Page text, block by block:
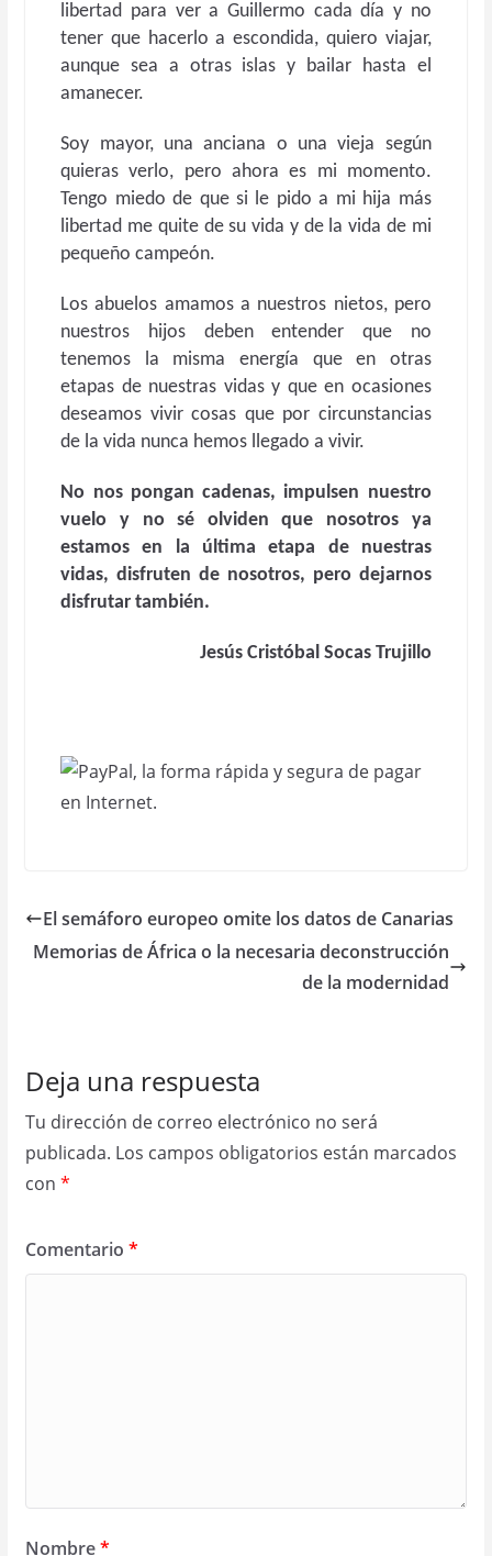
libertad para ver a Guillermo cada día y no
tener que hacerlo a escondida, quiero viajar,
aunque sea a otras islas y bailar hasta el
amanecer.
Soy mayor, una anciana o una vieja según
quieras verlo, pero ahora es mi momento.
Tengo miedo de que si le pido a mi hija más
libertad me quite de su vida y de la vida de mi
pequeño campeón.
Los abuelos amamos a nuestros nietos, pero
nuestros hijos deben entender que no
tenemos la misma energía que en otras
etapas de nuestras vidas y que en ocasiones
deseamos vivir cosas que por circunstancias
de la vida nunca hemos llegado a vivir.
No nos pongan cadenas, impulsen nuestro
vuelo y no sé olviden que nosotros ya
estamos en la última etapa de nuestras
vidas, disfruten de nosotros, pero dejarnos
disfrutar también.
Jesús Cristóbal Socas Trujillo
El semáforo europeo omite los datos de Canarias
Memorias de África o la necesaria deconstrucción
de la modernidad
Deja una respuesta
Tu dirección de correo electrónico no será
publicada. Los campos obligatorios están marcados
con *
Comentario *
Nombre*